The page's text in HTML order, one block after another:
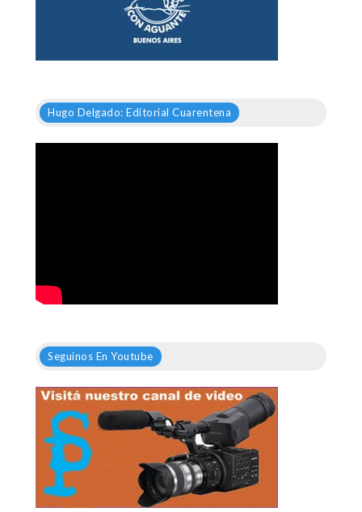
Hugo Delgado: Editorial Cuarentena
Seguinos En Youtube